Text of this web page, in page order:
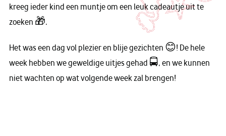
kreeg ieder kind een muntje om een leuk cadeautje uit te
zoeken 🎁.
Het was een dag vol plezier en blije gezichten 😊! De hele
week hebben we geweldige uitjes gehad 🚍, en we kunnen
niet wachten op wat volgende week zal brengen!